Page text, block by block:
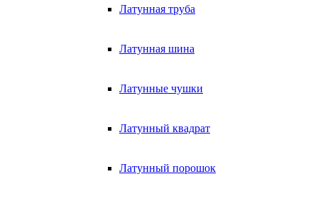
Латунная труба
Латунная шина
Латунные чушки
Латунный квадрат
Латунный порошок